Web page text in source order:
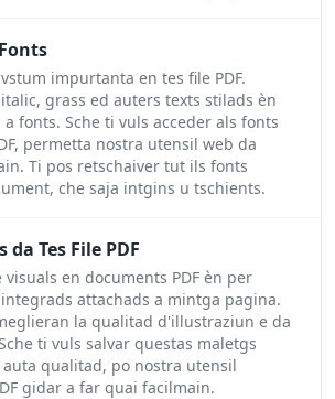
impurtanta en tes file PDF.
grass ed auters texts stilads èn
fonts. Sche ti vuls acceder als fonts
permetta nostra utensil web da
Ti pos retschaiver tut ils fonts
che saja intgins u tschients.
Tes File PDF
en documents PDF èn per
attachads a mintga pagina.
la qualitad d'illustraziun e da
ti vuls salvar questas maletgs
qualitad, po nostra utensil
gidar a far quai facilmain.